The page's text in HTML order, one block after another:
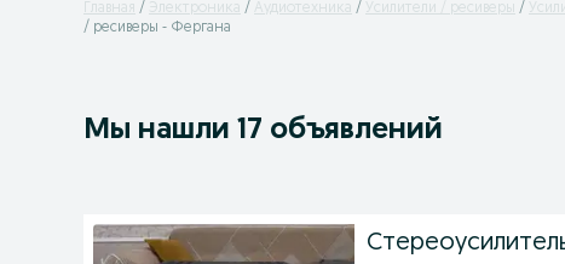
Главная Электроника Аудиотехника Усилители / ресиверы
/ ресиверы - Фергана
Мы нашли 17 объявлений